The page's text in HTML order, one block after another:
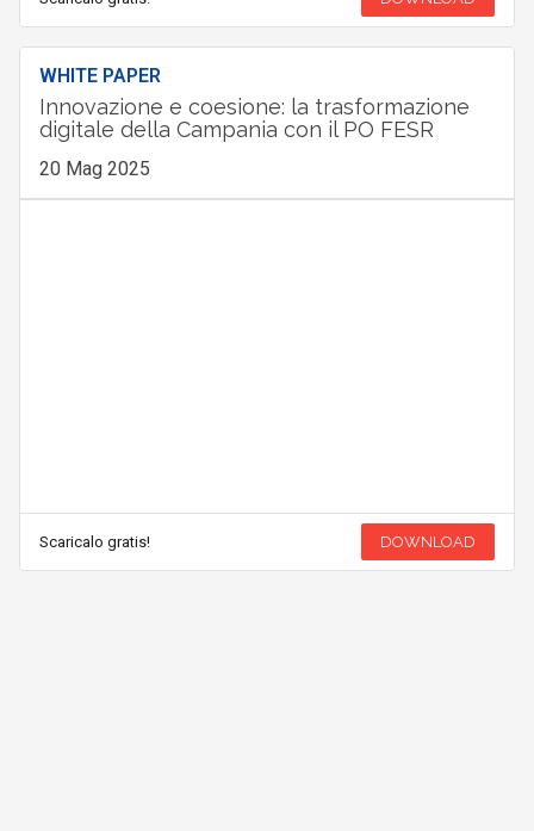
WHITE PAPER
Innovazione e coesione: la trasformazione
digitale della Campania con il PO FESR
20 Mag 2025
Scaricalo gratis! DOWNLOAD